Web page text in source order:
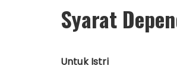
Syarat
Untuk Istri